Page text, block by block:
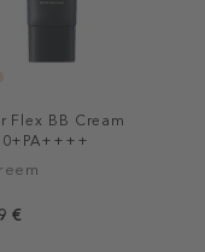
Flex BB Cream
€